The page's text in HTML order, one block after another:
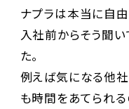
ナプラは本当に自
入社前からそう聞
た。
例えば気になる他
も時間をあてられ